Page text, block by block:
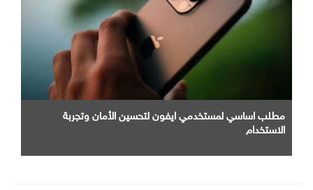
مطلب اساسي لمستخدمي ايفون لتحسين الأمان وتجربة
الاستخدام